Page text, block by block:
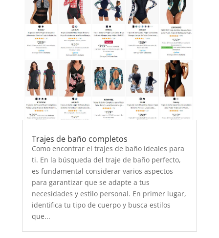
Trajes de baño completos
Como encontrar el trajes de baño ideales para
ti. En la búsqueda del traje de baño perfecto,
es fundamental considerar varios aspectos
para garantizar que se adapte a tus
necesidades y estilo personal. En primer lugar,
identifica tu tipo de cuerpo y busca estilos
que...